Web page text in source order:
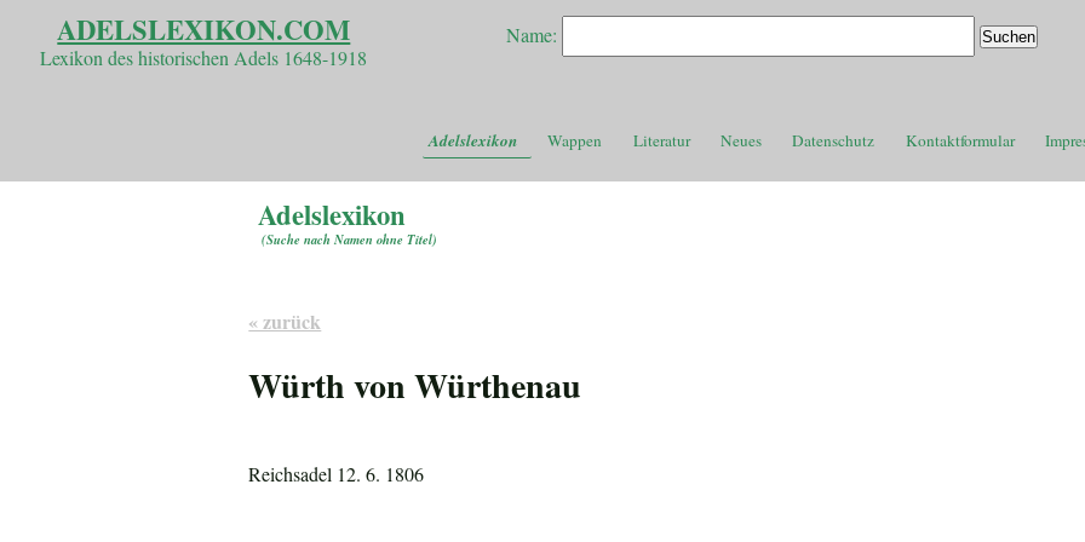
ADELSLEXIKON.COM
Lexikon des historischen Adels 1648-1918
Name:
Adelslexikon Wappen Literatur Neues Datenschutz Kontaktformular
Adelslexikon
(Suche nach Namen ohne Titel)
« zurück
Würth von Würthenau
Reichsadel 12. 6. 1806